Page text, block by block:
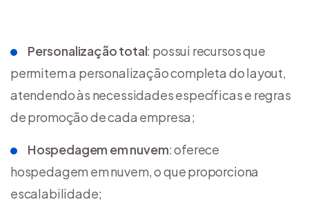
Personalização total: possui recursos que
permitem a personalização completa do layout,
atendendo às necessidades específicas e regras
de promoção de cada empresa;
Hospedagem em nuvem: oferece
hospedagem em nuvem, o que proporciona
escalabilidade;